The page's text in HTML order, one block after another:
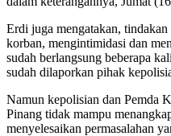
Erdi juga mengatakan,
korban, mengintimidasi dan
sudah berlangsung beberapa
sudah dilaporkan pihak
Namun kepolisian dan Pemda
Pinang tidak mampu
menyelesaikan permasalahan